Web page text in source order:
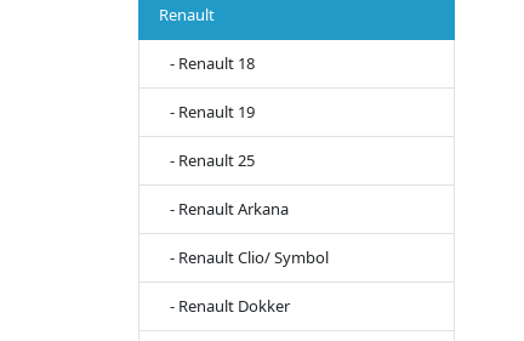
Renault
- Renault 18
- Renault 19
- Renault 25
- Renault Arkana
- Renault Clio/ Symbol
- Renault Dokker